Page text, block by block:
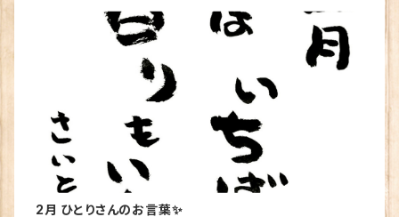
2月 ひとりさんのお言葉✨